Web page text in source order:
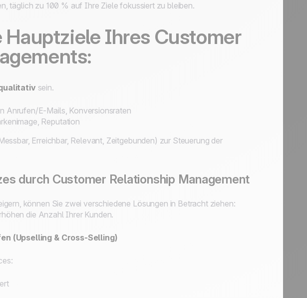
täglich zu 100 % auf Ihre Ziele fokussiert zu bleiben.
Hauptziele Ihres Customer
sein.
Anrufen/E-Mails, Konversionsraten
Reputation
Erreichbar, Relevant, Zeitgebunden) zur Steuerung der
durch Customer Relationship Management
können Sie zwei verschiedene Lösungen in Betracht ziehen:
die Anzahl Ihrer Kunden.
(Upselling & Cross-Selling)